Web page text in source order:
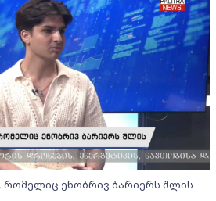
რომელიც ენობრივ ბარიერს შლის